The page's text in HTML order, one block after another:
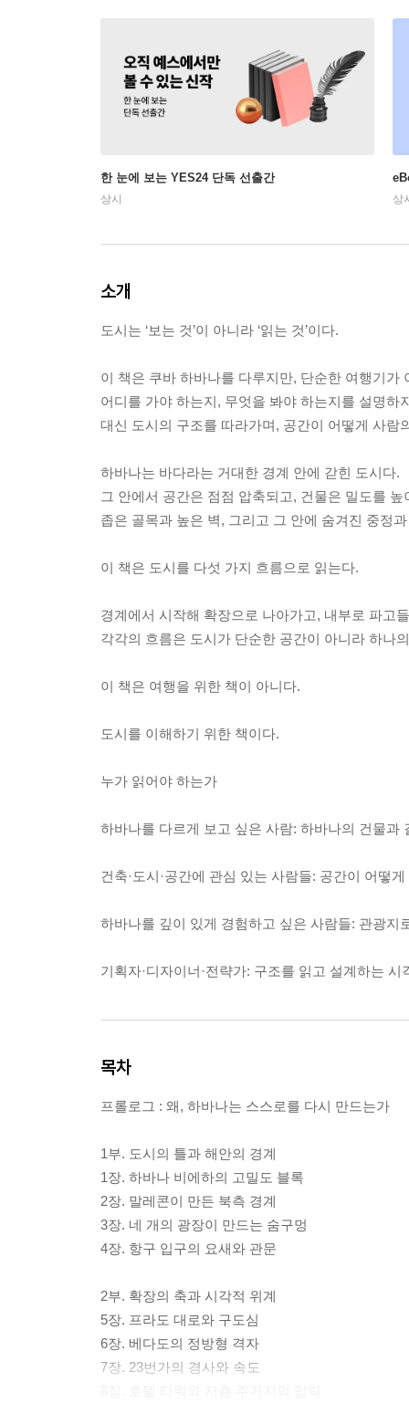
한 눈에 보는 YES24 단독 선출간
상시 상
소개
도시는 ‘보는 것’이 아니라 ‘읽는 것’이다.
이 책은 쿠바 하바나를 다루지만, 단순한 여행기가
어디를 가야 하는지, 무엇을 봐야 하는지를 설명하
대신 도시의 구조를 따라가며, 공간이 어떻게 사
하바나는 바다라는 거대한 경계 안에 갇힌 도시다.
그 안에서 공간은 점점 압축되고, 건물은 밀도를
좁은 골목과 높은 벽, 그리고 그 안에 숨겨진 중정
이 책은 도시를 다섯 가지 흐름으로 읽는다.
경계에서 시작해 확장으로 나아가고, 내부로 파고
각각의 흐름은 도시가 단순한 공간이 아니라 하나
이 책은 여행을 위한 책이 아니다.
도시를 이해하기 위한 책이다.
누가 읽어야 하는가
하바나를 다르게 보고 싶은 사람: 하바나의 건물과
건축·도시·공간에 관심 있는 사람들: 공간이 어떻
하바나를 깊이 있게 경험하고 싶은 사람들: 관광
기획자·디자이너·전략가: 구조를 읽고 설계하는 시
목차
프롤로그 : 왜, 하바나는 스스로를 다시 만드는가
1부. 도시의 틀과 해안의 경계
1장. 하바나 비에하의 고밀도 블록
2장. 말레콘이 만든 북측 경계
3장. 네 개의 광장이 만드는 숨구멍
4장. 항구 입구의 요새와 관문
2부. 확장의 축과 시각적 위계
5장. 프라도 대로와 구도심
6장. 베다도의 정방형 격자
7장. 23번가의 경사와 속도